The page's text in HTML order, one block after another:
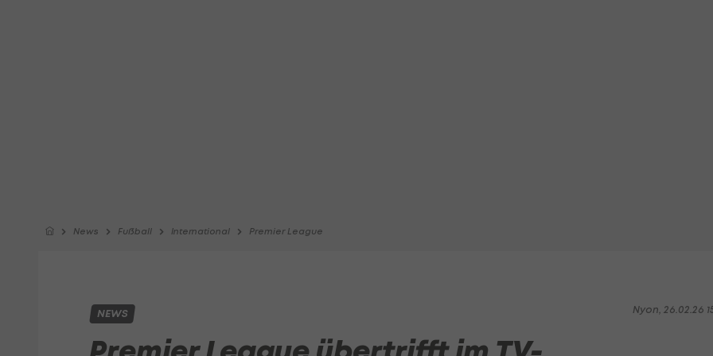
News Fußball International Premier League
Nyon, 26.02.26
NEWS